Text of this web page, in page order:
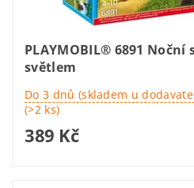
PLAYMOBIL® 6891 Noční
světlem
Do 3 dnů (skladem u
(>2 ks)
389 Kč